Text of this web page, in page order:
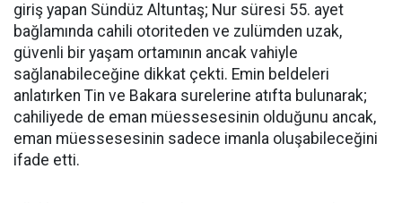
giriş yapan Sündüz Altuntaş; Nur süresi 55. ayet
bağlamında cahili otoriteden ve zulümden uzak,
güvenli bir yaşam ortamının ancak vahiyle
sağlanabileceğine dikkat çekti. Emin beldeleri
anlatırken Tin ve Bakara surelerine atıfta bulunarak;
cahiliyede de eman müessesesinin olduğunu ancak,
eman müessesesinin sadece imanla oluşabileceğini
ifade etti.